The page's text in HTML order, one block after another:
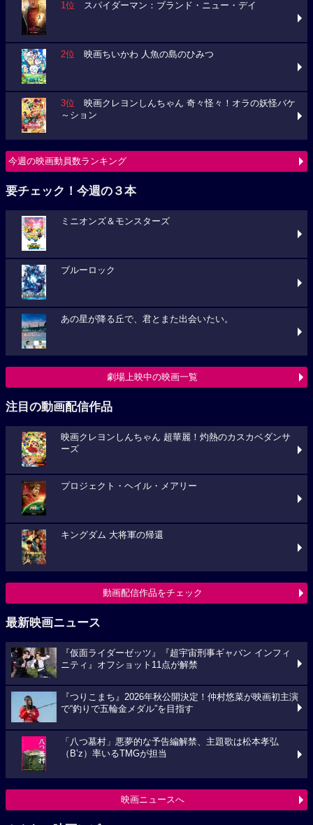
1位 スパイダーマン：ブランド・ニュー・デイ
2位 映画ちいかわ 人魚の島のひみつ
3位 映画クレヨンしんちゃん 奇々怪々！オラの妖怪バケ
～ション
今週の映画動員数ランキング
要チェック！今週の３本
ミニオンズ＆モンスターズ
ブルーロック
あの星が降る丘で、君とまた出会いたい。
劇場上映中の映画一覧
注目の動画配信作品
映画クレヨンしんちゃん 超華麗！灼熱のカスカベダンサ
ーズ
プロジェクト・ヘイル・メアリー
キングダム 大将軍の帰還
動画配信作品をチェック
最新映画ニュース
『仮面ライダーゼッツ』『超宇宙刑事ギャバン インフィ
ニティ』オフショット11点が解禁
『つりこまち』2026年秋公開決定！仲村悠菜が映画初主演
で“釣りで五輪金メダル”を目指す
「八つ墓村」悪夢的な予告編解禁、主題歌は松本孝弘
（B’z）率いるTMGが担当
映画ニュースへ